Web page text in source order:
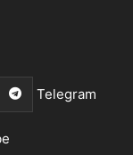
Telegram